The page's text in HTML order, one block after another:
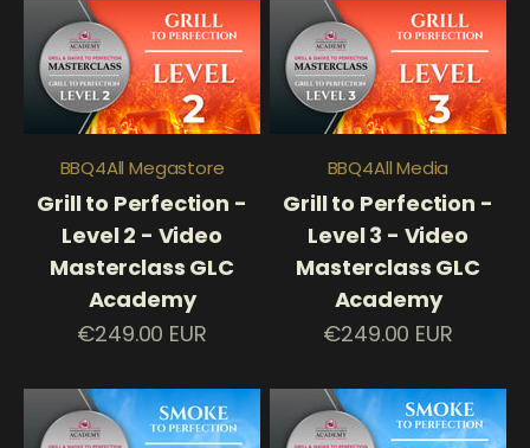
BBQ4All Megastore
Grill to Perfection -
Level 2 - Video
Masterclass GLC
Academy
Prezzo scontato
€249.00 EUR
BBQ4All Media
Grill to Perfection -
Level 3 - Video
Masterclass GLC
Academy
Prezzo scontato
€249.00 EUR